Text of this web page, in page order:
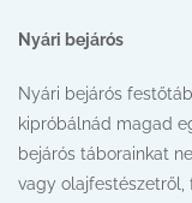
Nyári bejárós
Nyári bejárós
kipróbálnád magad
bejárós táborainkat
vagy olajfestészetről,